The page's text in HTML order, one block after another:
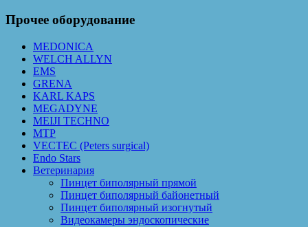
Прочее оборудование
MEDONICA
WELCH ALLYN
EMS
GRENA
KARL KAPS
MEGADYNE
MEIJI TECHNO
MTP
VECTEC (Peters surgical)
Endo Stars
Ветеринария
Пинцет биполярный прямой
Пинцет биполярный байонетный
Пинцет биполярный изогнутый
Видеокамеры эндоскопические